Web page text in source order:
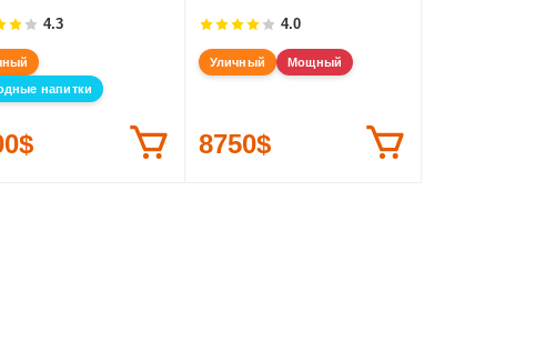
4.3
напитки
4.0
Уличный Мощный
8750$